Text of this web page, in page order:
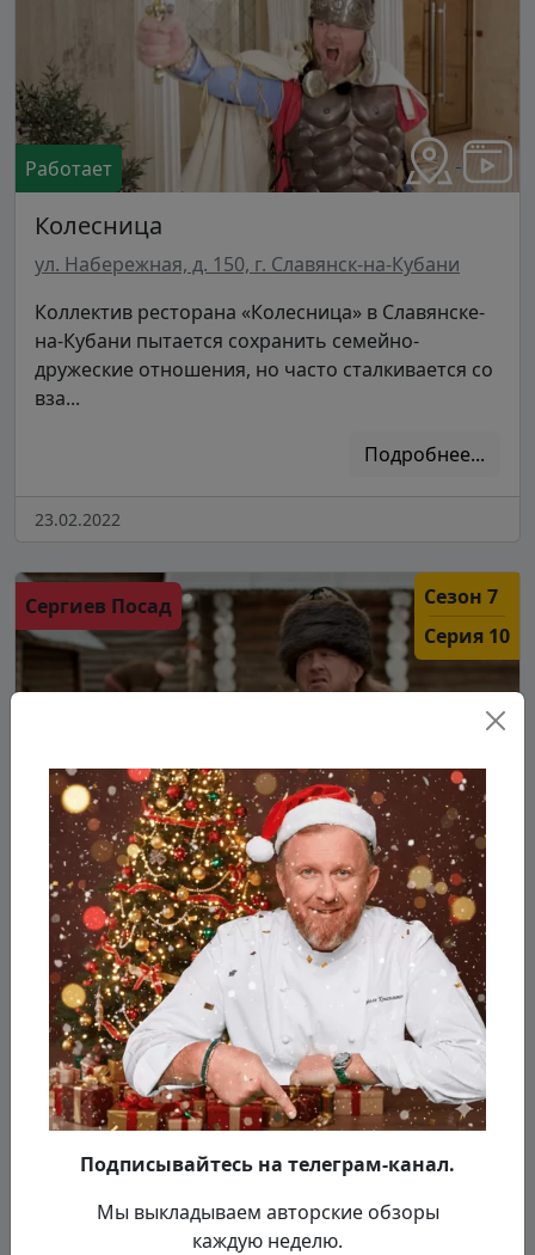
Работает
Колесница
ул. Набережная, д. 150, г. Славянск-на-Кубани
Коллектив ресторана «Колесница» в Славянске-
на-Кубани пытается сохранить семейно-
дружеские отношения, но часто сталкивается со
вза...
Подробнее...
23.02.2022
Сергиев Посад
Сезон 7
Серия 10
Работает
Русская деревня
ул. Маслиева, д. 15А, г. Сергиев Посад
Константин Ивлев отправился в Сергиев Посад,
в котором расположился комплекс «Русская
Деревня». Коллектив ресторана позвал на
помо...
Подробнее...
02.03.2022
Подписывайтесь на телеграм-канал.
Мы выкладываем авторские обзоры
каждую неделю.